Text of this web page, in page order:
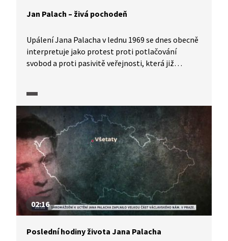
Jan Palach – živá pochodeň
Upálení Jana Palacha v lednu 1969 se dnes obecně
interpretuje jako protest proti potlačování
svobod a proti pasivitě veřejnosti, která již
Jejich nesplnění mělo podle něj vést k dalším
podobným činům z řad studentstva a zburcovat
národ.
02:16
Poslední hodiny života Jana Palacha